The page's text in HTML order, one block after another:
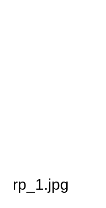
rp_1.jpg